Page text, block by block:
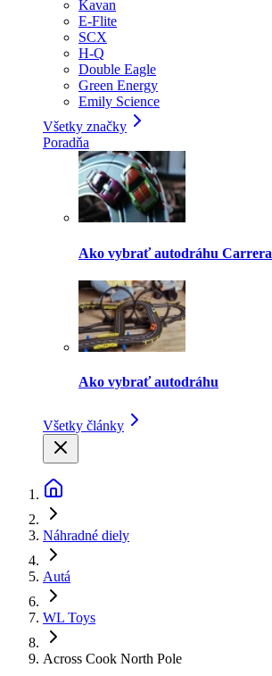
Kavan
E-Flite
SCX
H-Q
Double Eagle
Green Energy
Emily Science
Všetky značky
Poradňa
Ako vybrať autodráhu Carrera
Ako vybrať autodráhu
Všetky články
Náhradné diely
Autá
WL Toys
Across Cook North Pole